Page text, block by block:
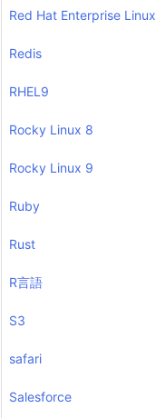
Red Hat Enterprise Linux
Redis
RHEL9
Rocky Linux 8
Rocky Linux 9
Ruby
Rust
R言語
S3
safari
Salesforce